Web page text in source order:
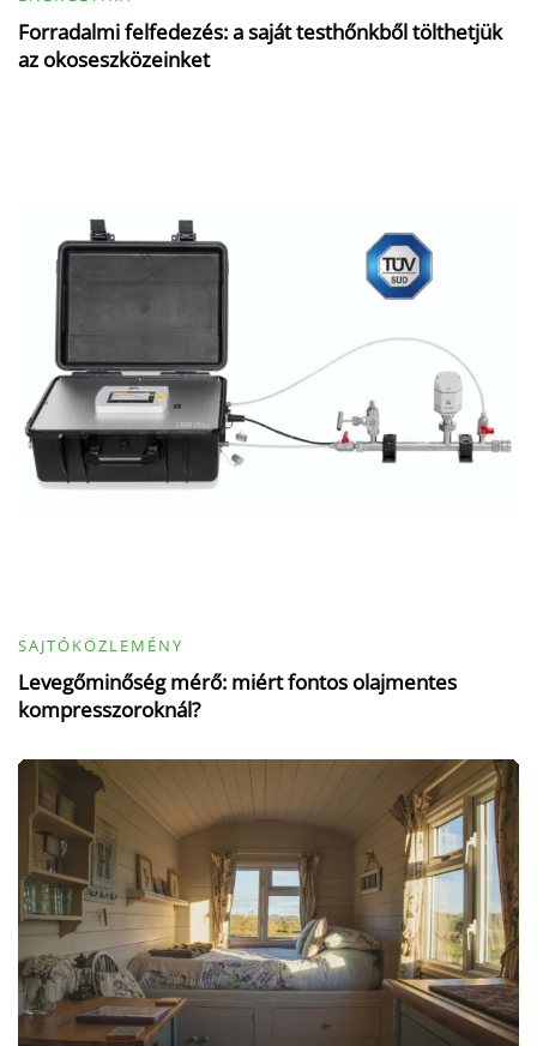
Forradalmi felfedezés: a saját testhőnkből tölthetjük
az okoseszközeinket
SAJTÓKÖZLEMÉNY
Levegőminőség mérő: miért fontos olajmentes
kompresszoroknál?